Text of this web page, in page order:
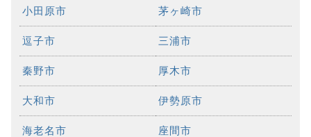
小田原市 茅ヶ崎市
逗子市 三浦市
秦野市 厚木市
大和市 伊勢原市
海老名市 座間市